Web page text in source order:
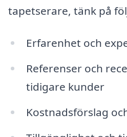
tapetserare, tänk på
Erfarenhet och
Referenser och
tidigare kunder
Kostnadsförslag